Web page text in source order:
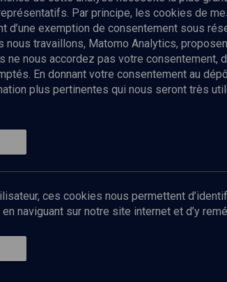
Envoyer
Politique de protection des données
personnelles
Contact
Par principe, les cookies de
d’une exemption de consentement sous
travaillons, Matomo Analytics,
nous accordez pas votre consentement,
En donnant votre consentement au
plus pertinentes qui nous seront très
ces cookies nous permettent
naviguant sur notre site internet et d’y